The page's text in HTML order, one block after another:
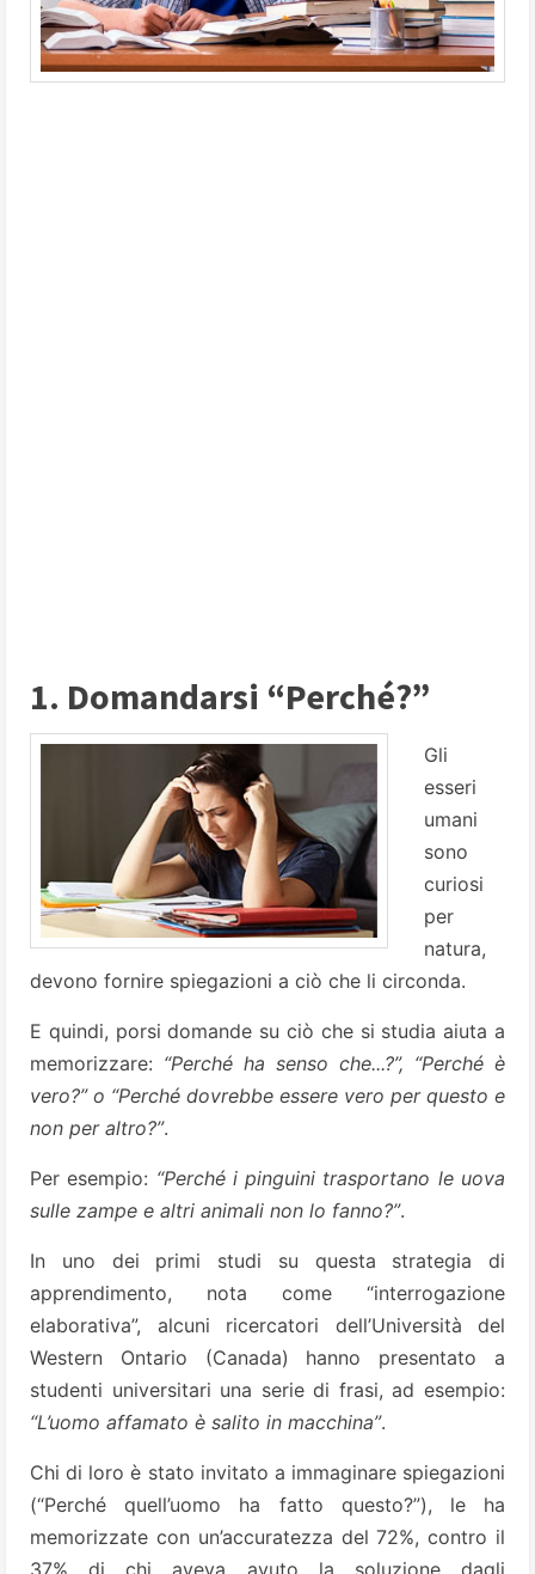
1. Domandarsi “Perché?”
Gli
esseri
umani
sono
curiosi
per
natura,
devono fornire spiegazioni a ciò che li circonda.
E quindi, porsi domande su ciò che si studia aiuta a
memorizzare: “Perché ha senso che...?”, “Perché è
vero?” o “Perché dovrebbe essere vero per questo e
non per altro?”.
Per esempio: “Perché i pinguini trasportano le uova
sulle zampe e altri animali non lo fanno?”.
In uno dei primi studi su questa strategia di
apprendimento, nota come “interrogazione
elaborativa”, alcuni ricercatori dell’Università del
Western Ontario (Canada) hanno presentato a
studenti universitari una serie di frasi, ad esempio:
“L’uomo affamato è salito in macchina”.
Chi di loro è stato invitato a immaginare spiegazioni
(“Perché quell’uomo ha fatto questo?”), le ha
memorizzate con un’accuratezza del 72%, contro il
37% di chi aveva avuto la soluzione dagli